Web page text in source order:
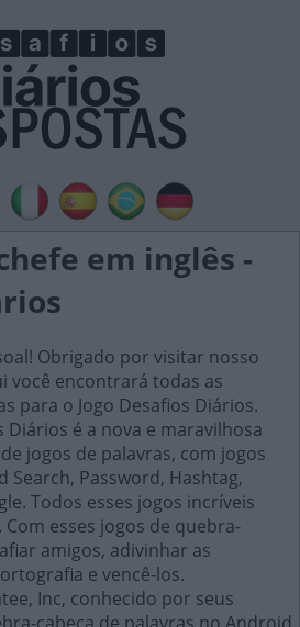
em inglês -
Obrigado por visitar nosso
você encontrará todas as
para o Jogo Desafios Diários.
Diários é a nova e maravilhosa
jogos de palavras, com jogos
Search, Password, Hashtag,
Todos esses jogos incríveis
esses jogos de quebra-
amigos, adivinhar as
e vencê-los.
Inc, conhecido por seus